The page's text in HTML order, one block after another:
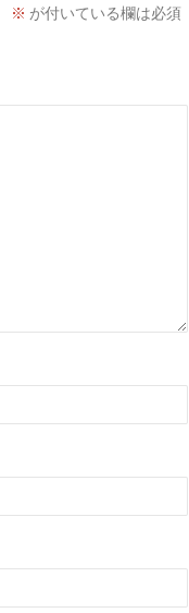
※ が付いている欄は必須